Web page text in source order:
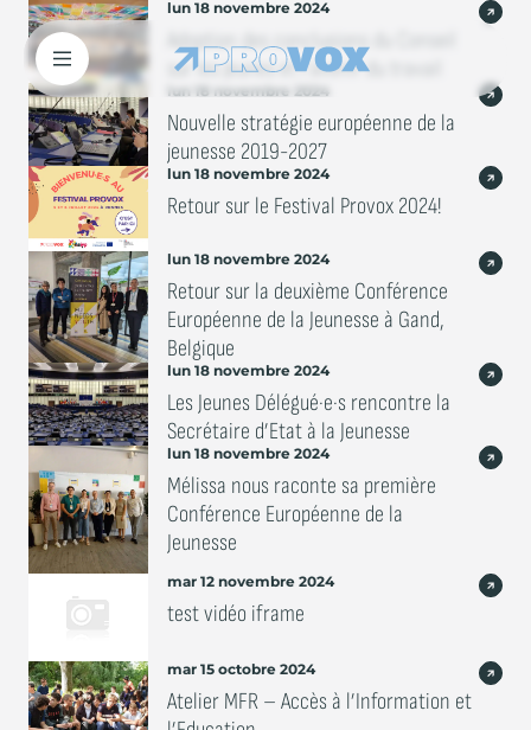
Aller
contenuOpen
main
menu
lun 18 novembre 2024
Adoption des conclusions du Conseil
sur les jeunes et l’avenir du travail
lun 18 novembre 2024
Nouvelle stratégie européenne de la
jeunesse 2019-2027
lun 18 novembre 2024
Retour sur le Festival Provox 2024!
lun 18 novembre 2024
Retour sur la deuxième Conférence
Européenne de la Jeunesse à Gand,
Belgique
lun 18 novembre 2024
Les Jeunes Délégué·e·s rencontre la
Secrétaire d’Etat à la Jeunesse
lun 18 novembre 2024
Mélissa nous raconte sa première
Conférence Européenne de la
Jeunesse
mar 12 novembre 2024
test vidéo iframe
mar 15 octobre 2024
Atelier MFR – Accès à l’Information et